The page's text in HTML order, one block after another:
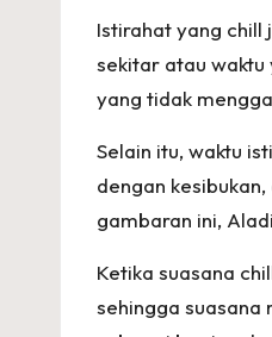
n
a
k
G
a
ul
Istirahat yang chill
sekitar atau waktu
yang tidak
Selain itu, waktu
dengan
gambaran ini,
Ketika suasana
sehingga suasana